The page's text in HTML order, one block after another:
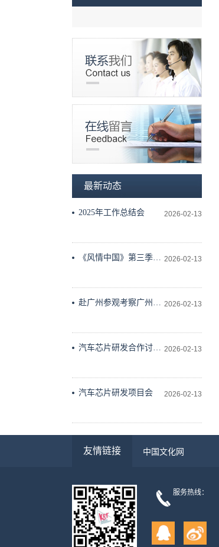
最新动态
2025年工作总结会 2026-02-13
《风情中国》第三季工
出版社会议室举行
2026-02-13
赴广州参观考察广州维 2026-02-13
汽车芯片研发合作讨论 2026-02-13
汽车芯片研发项目会 2026-02-13
友情链接 中国文化网
服务热线：